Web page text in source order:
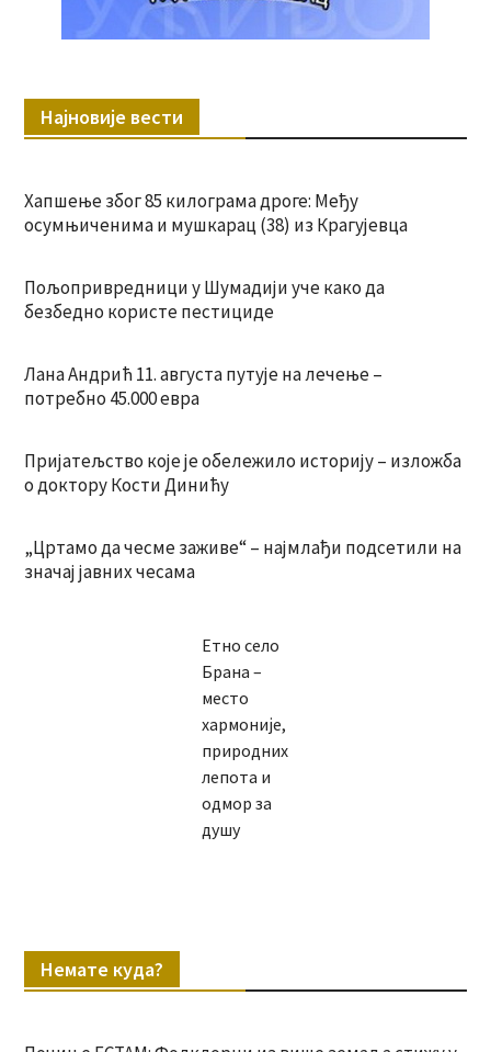
Најновије вести
Хапшење због 85 килограма дроге: Међу
осумњиченима и мушкарац (38) из Крагујевца
Пољопривредници у Шумадији уче како да
безбедно користе пестициде
Лана Андрић 11. августа путује на лечење –
потребно 45.000 евра
Пријатељство које је обележило историју – изложба
о доктору Кости Динићу
„Цртамо да чесме заживе“ – најмлађи подсетили на
значај јавних чесама
Етно село
Брана –
место
хармоније,
природних
лепота и
одмор за
душу
Немате куда?